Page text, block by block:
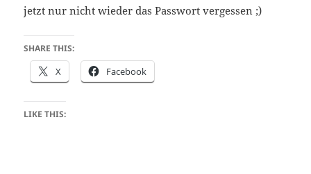
jetzt nur nicht wieder das Passwort vergessen ;)
SHARE THIS:
X Facebook
LIKE THIS: